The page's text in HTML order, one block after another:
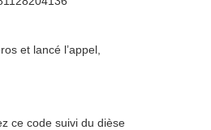
et lancé l’appel,
ce code suivi du dièse